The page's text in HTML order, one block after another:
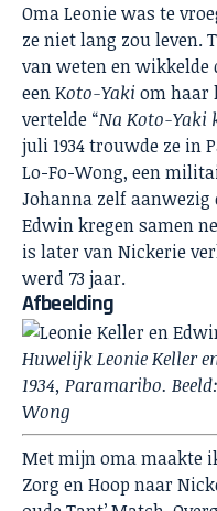
Oma Leonie was te
ze niet lang zou leven.
van weten en wikkelde
een Koto-Yaki om haar
vertelde “Na Koto-Yaki
juli 1934 trouwde ze in
Lo-Fo-Wong, een
Johanna zelf aanwezig
Edwin kregen samen
is later van Nickerie
werd 73 jaar.
Afbeelding
Huwelijk Leonie Keller
1934, Paramaribo.
Wong
Met mijn oma maakte
Zorg en Hoop naar